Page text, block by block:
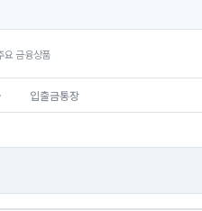
요 금융상품
입출금통장